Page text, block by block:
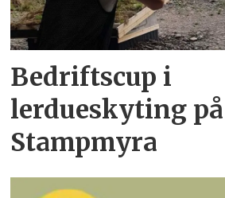
Bedriftscup i
lerdueskyting på
Stampmyra